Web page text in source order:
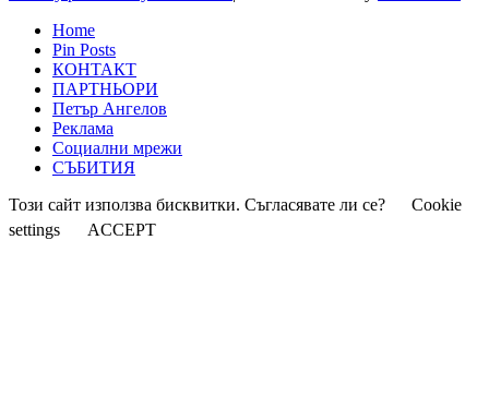
Home
Pin Posts
КОНТАКТ
ПАРТНЬОРИ
Петър Ангелов
Реклама
Социални мрежи
СЪБИТИЯ
Този сайт използва бисквитки. Съгласявате ли се?
Cookie
settings
ACCEPT